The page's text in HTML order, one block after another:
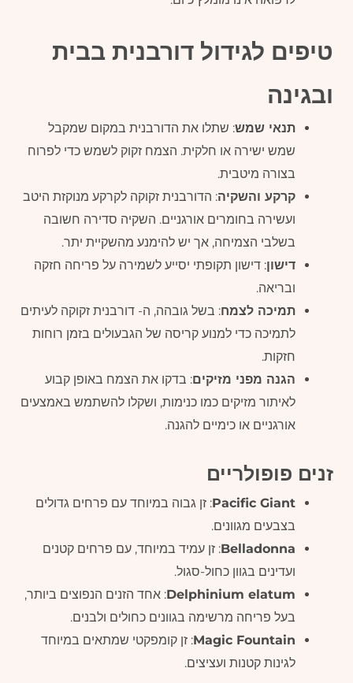
טיפים לגידול דורבנית בבית
ובגינה
תנאי שמש: שתלו את הדורבנית במקום שמקבל
שמש ישירה או חלקית. הצמח זקוק לשמש כדי לפרוח
בצורה מיטבית.
קרקע והשקיה: הדורבנית זקוקה לקרקע מנוקזת היטב
ועשירה בחומרים אורגניים. השקיה סדירה חשובה
בשלבי הצמיחה, אך יש להימנע מהשקיית יתר.
דישון: דישון תקופתי יסייע לשמירה על פריחה חזקה
ובריאה.
תמיכה לצמח: בשל גובהה, ה- דורבנית זקוקה לעיתים
לתמיכה כדי למנוע קריסה של הגבעולים בזמן רוחות
חזקות.
הגנה מפני מזיקים: בדקו את הצמח באופן קבוע
לאיתור מזיקים כמו כנימות, ושקלו להשתמש באמצעים
אורגניים או כימיים להגנה.
זנים פופולריים
Pacific Giant: זן גבוה במיוחד עם פרחים גדולים
בצבעים מגוונים.
Belladonna: זן עמיד במיוחד, עם פרחים קטנים
ועדינים בגוון כחול-סגול.
Delphinium elatum: אחד הזנים הנפוצים ביותר,
בעל פריחה מרשימה בגוונים כחולים ולבנים.
Magic Fountain: זן קומפקטי שמתאים במיוחד
לגינות קטנות ועציצים.